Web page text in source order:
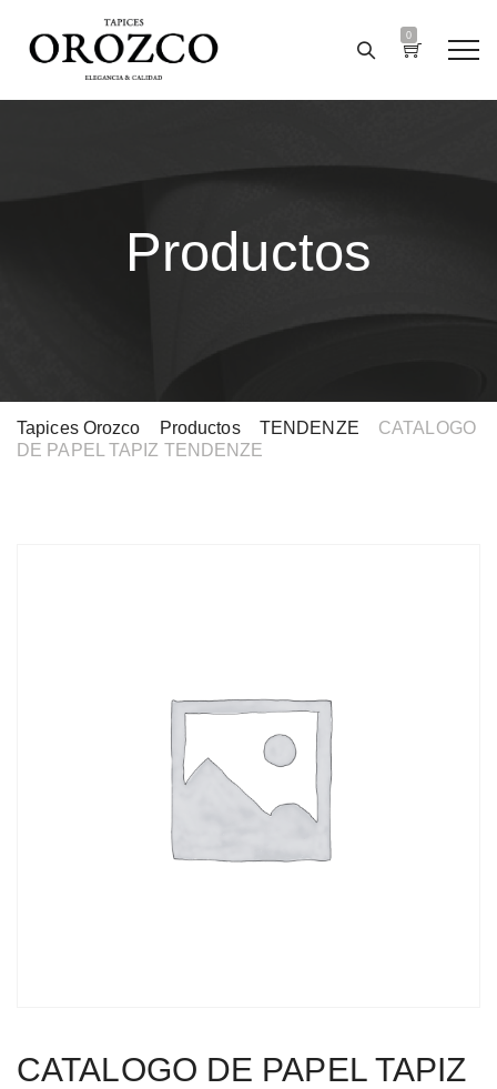
0
Productos
Tapices Orozco Productos> TENDENZE
CATALOGO
DE PAPEL TAPIZ TENDENZE
CATALOGO DE PAPEL TAPIZ